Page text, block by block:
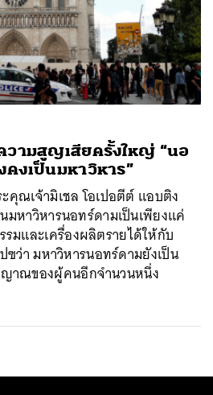
วามสูญเสียครั้งใหญ่ “นอ
งเป็นมหาวิหาร”
คุณเจ้ามิเชล โอเปอตีต์ แอบติง
มหาวิหารนอทร์ดามเป็นเพียงแค่
และเครื่องผลิตรายได้ให้กับ
ฃว่า มหาวิหารนอทร์ดามยังเป็น
ณของผู้คนอีกจำนวนหนึ่ง
LINE EMAIL